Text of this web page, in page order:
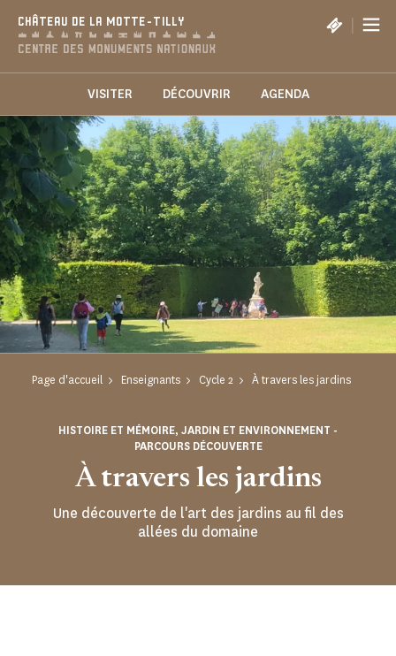
CHÂTEAU DE LA MOTTE-TILLY |
VISITER DÉCOUVRIR AGENDA
Page d'accueil Enseignants Cycle 2 À travers les jardins
À travers les jardins
HISTOIRE ET MÉMOIRE, JARDIN ET ENVIRONNEMENT -
PARCOURS DÉCOUVERTE
Une découverte de l'art des jardins au fil des
allées du domaine